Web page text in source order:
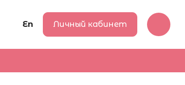
En Личный кабинет